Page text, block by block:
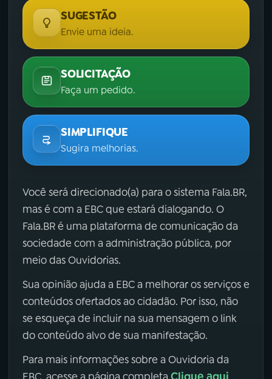
SUGESTÃO
Envie uma ideia.
SOLICITAÇÃO
Faça um pedido.
SIMPLIFIQUE
Sugira melhorias.
Você será direcionado(a) para o sistema Fala.BR,
mas é com a EBC que estará dialogando. O
Fala.BR é uma plataforma de comunicação da
sociedade com a administração pública, por
meio das Ouvidorias.
Sua opinião ajuda a EBC a melhorar os serviços e
conteúdos ofertados ao cidadão. Por isso, não
se esqueça de incluir na sua mensagem o link
do conteúdo alvo de sua manifestação.
Para mais informações sobre a Ouvidoria da